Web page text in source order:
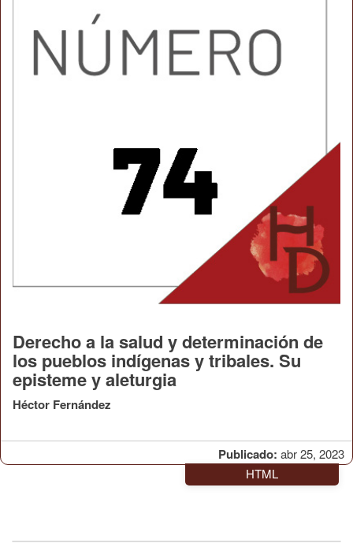
Publicado: abr 25, 2023
Derecho a la salud y determinación de
los pueblos indígenas y tribales. Su
episteme y aleturgia
Héctor Fernández
HTML